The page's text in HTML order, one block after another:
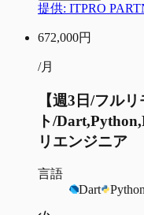
提供: ITPRO
672,000円
/月
【週3日/フルリ
ト/
リエンジニア
言語
Dart
Python